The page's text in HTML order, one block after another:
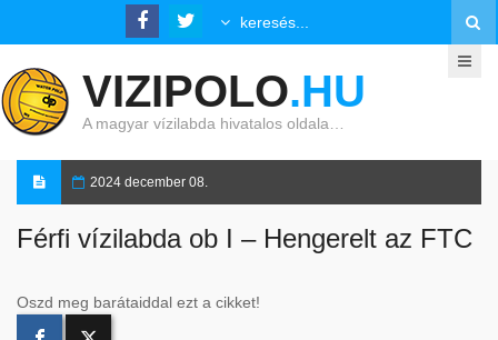
VIZIPOLO.HU
A magyar vízilabda hivatalos oldala…
2024 december 08.
Férfi vízilabda ob I – Hengerelt az FTC
Oszd meg barátaiddal ezt a cikket!